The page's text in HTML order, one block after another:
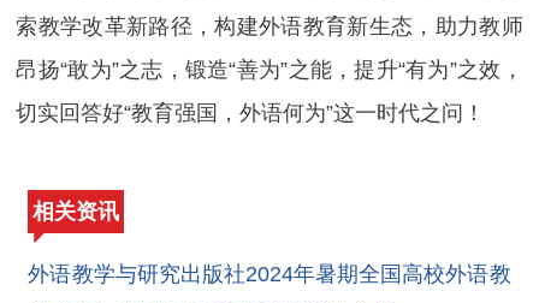
索教学改革新路径，构建外语教育新生态，助力教师
昂扬“敢为”之志，锻造“善为”之能，提升“有为”之效，
切实回答好“教育强国，外语何为”这一时代之问！
相关资讯
外语教学与研究出版社2024年暑期全国高校外语教